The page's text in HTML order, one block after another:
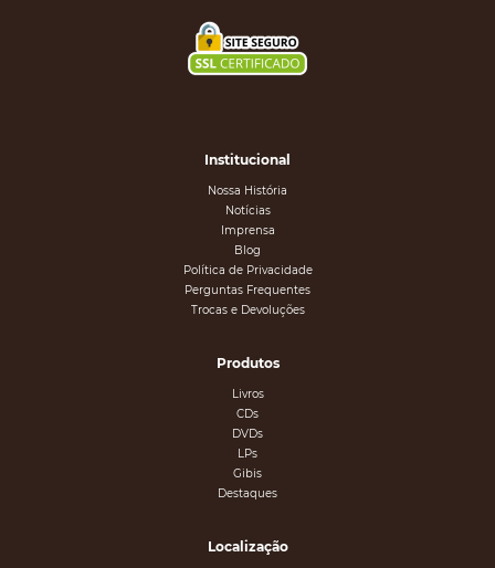
Institucional
Nossa História
Notícias
Imprensa
Blog
Política de Privacidade
Perguntas Frequentes
Trocas e Devoluções
Produtos
Livros
CDs
DVDs
LPs
Gibis
Destaques
Localização